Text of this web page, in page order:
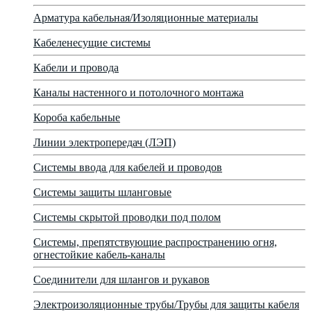
Арматура кабельная/Изоляционные материалы
Кабеленесущие системы
Кабели и провода
Каналы настенного и потолочного монтажа
Короба кабельные
Линии электропередач (ЛЭП)
Системы ввода для кабелей и проводов
Системы защиты шланговые
Системы скрытой проводки под полом
Системы, препятствующие распространению огня,
огнестойкие кабель-каналы
Соединители для шлангов и рукавов
Электроизоляционные трубы/Трубы для защиты кабеля